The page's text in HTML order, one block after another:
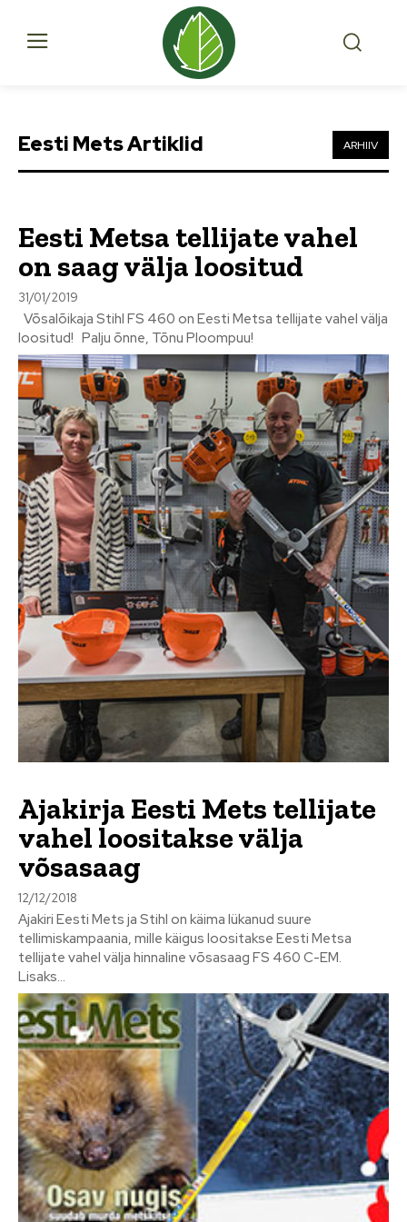
Eesti Mets Artiklid ARHIIV
Eesti Metsa tellijate vahel
on saag välja loositud
31/01/2019
Võsalõikaja Stihl FS 460 on Eesti Metsa tellijate vahel välja
loositud! Palju õnne, Tõnu Ploompuu!
Ajakirja Eesti Mets tellijate
vahel loositakse välja
võsasaag
12/12/2018
Ajakiri Eesti Mets ja Stihl on käima lükanud suure
tellimiskampaania, mille käigus loositakse Eesti Metsa
tellijate vahel välja hinnaline võsasaag FS 460 C-EM.
Lisaks...